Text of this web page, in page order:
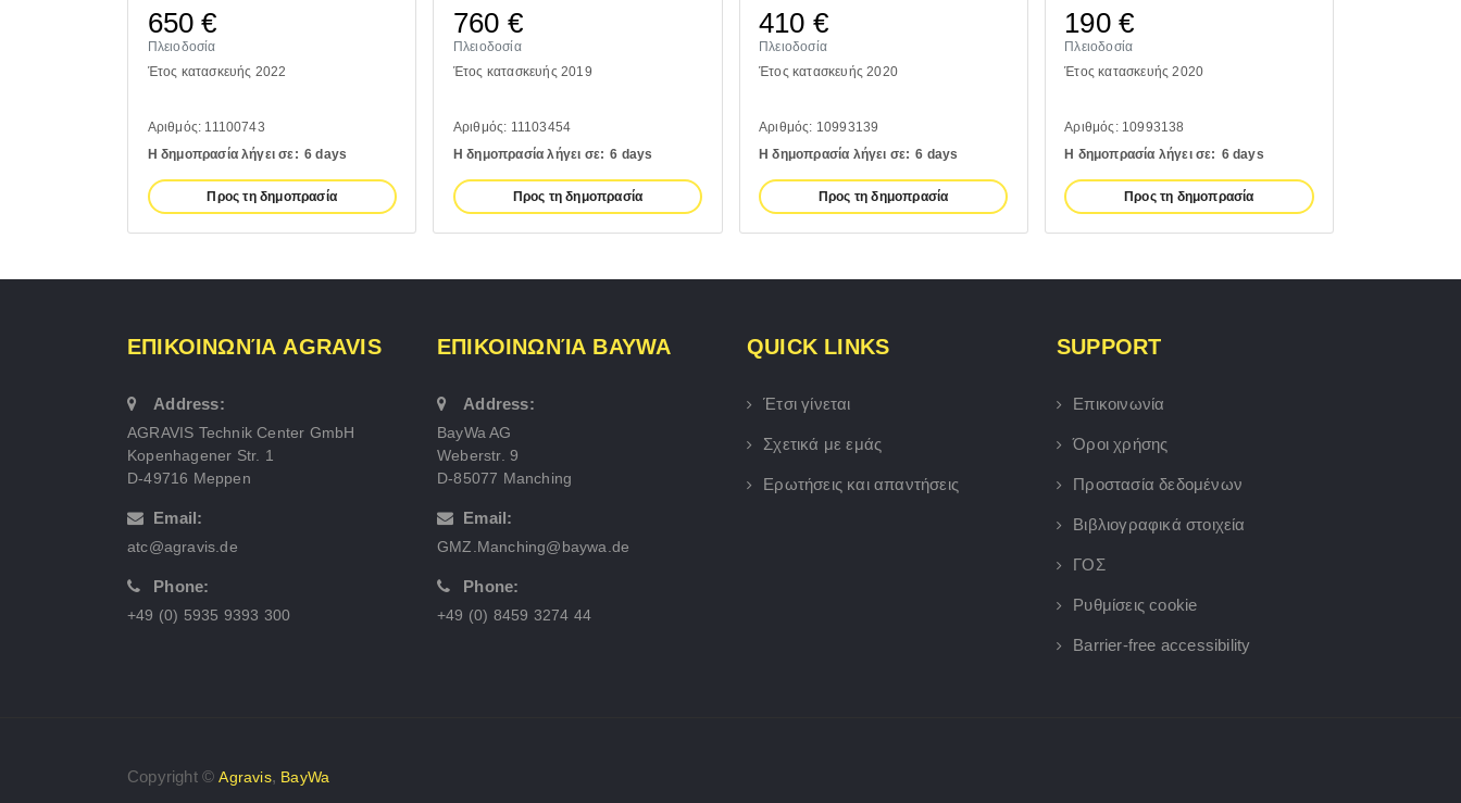
650 €
Πλειοδοσία
Έτος κατασκευής 2022
Αριθμός: 11100743
Η δημοπρασία λήγει σε: 6 days
Προς τη δημοπρασία
760 €
Πλειοδοσία
Έτος κατασκευής 2019
Αριθμός: 11103454
Η δημοπρασία λήγει σε: 6 days
Προς τη δημοπρασία
410 €
Πλειοδοσία
Έτος κατασκευής 2020
Αριθμός: 10993139
Η δημοπρασία λήγει σε: 6 days
Προς τη δημοπρασία
190€
Πλειοδοσία
Έτος κατασκευής 2020
Αριθμός: 10993138
Η δημοπρασία λήγει σε: 6 days
Προς τη δημοπρασία
ΕΠΙΚΟΙΝΩΝΊΑ AGRAVIS
Address:
AGRAVIS Technik Center GmbH
Kopenhagener Str. 1
D-49716 Meppen
Email:
atc@agravis.de
Phone:
+49 (0) 5935 9393 300
ΕΠΙΚΟΙΝΩΝΊΑ BAYWA
Address:
BayWa AG
Weberstr. 9
D-85077 Manching
Email:
GMZ.Manching@baywa.de
Phone:
+49 (0) 8459 3274 44
QUICK LINKS
Έτσι γίνεται
Σχετικά με εμάς
Ερωτήσεις και απαντήσεις
SUPPORT
Επικοινωνία
Όροι χρήσης
Προστασία δεδομένων
Βιβλιογραφικά στοιχεία
ΓΟΣ
Ρυθμίσεις cookie
Barrier-free accessibility
Copyright ©Agravis, BayWa